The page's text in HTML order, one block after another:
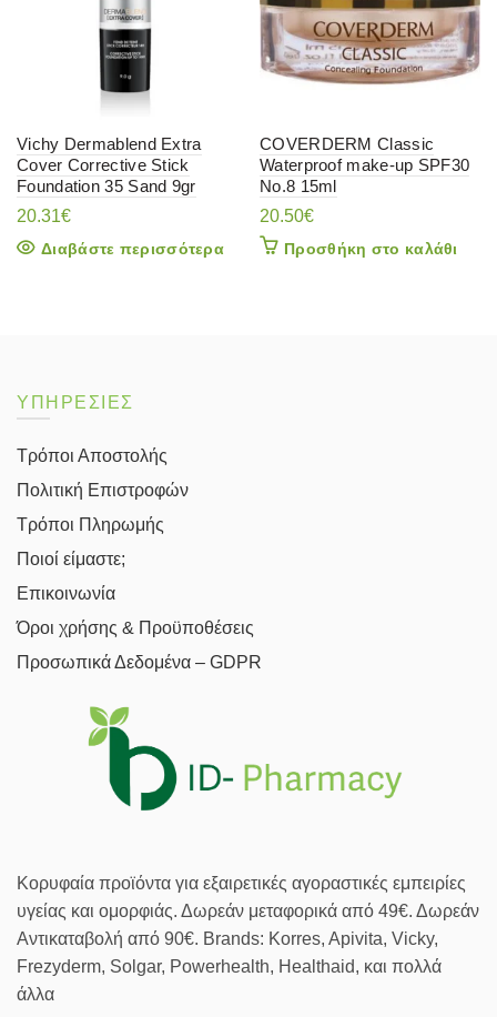
Vichy Dermablend Extra
Cover Corrective Stick
Foundation 35 Sand 9gr
20.31€
Διαβάστε περισσότερα
COVERDERM Classic
Waterproof make-up SPF30
No.8 15ml
20.50€
Προσθήκη στο καλάθι
ΥΠΗΡΕΣΙΕΣ
Τρόποι Αποστολής
Πολιτική Επιστροφών
Τρόποι Πληρωμής
Ποιοί είμαστε;
Επικοινωνία
Όροι χρήσης & Προϋποθέσεις
Προσωπικά Δεδομένα – GDPR
Κορυφαία προϊόντα για εξαιρετικές αγοραστικές εμπειρίες
υγείας και ομορφιάς. Δωρεάν μεταφορικά από 49€. Δωρεάν
Αντικαταβολή από 90€. Brands: Korres, Apivita, Vicky,
Frezyderm, Solgar, Powerhealth, Healthaid, και πολλά
άλλα